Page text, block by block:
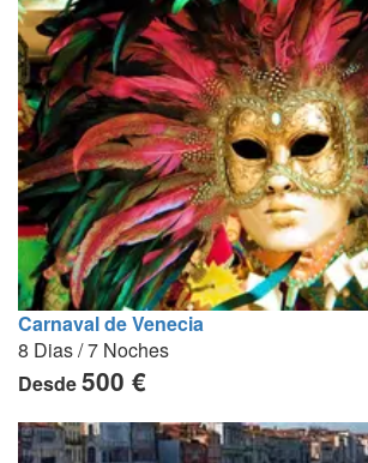
Carnaval de Venecia
8 Dias / 7 Noches
Desde500 €